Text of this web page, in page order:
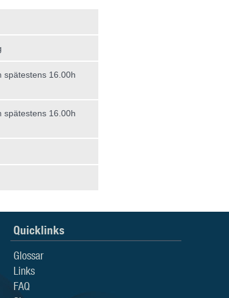
spätestens 16.00h
spätestens 16.00h
Quicklinks
Glossar
Links
FAQ